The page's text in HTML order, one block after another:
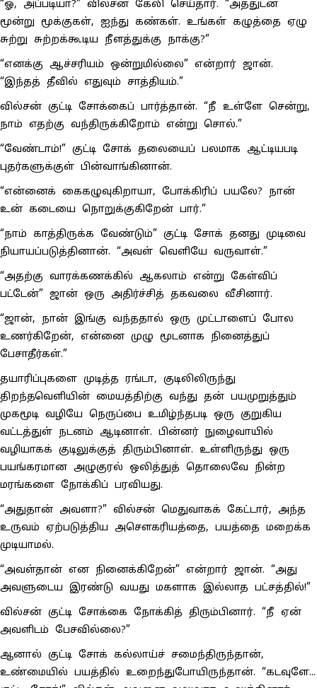
“ஓ, அப்படியா?” வில்சன் கேலி செய்தார். “அத்துடன்
மூன்று மூக்குகள், ஐந்து கண்கள். உங்கள் கழுத்தை ஏழு
சுற்று சுற்றக்கூடிய நீளத்துக்கு நாக்கு?”
“எனக்கு ஆச்சரியம் ஒன்றுமில்லை” என்றார் ஜான்.
“இந்தத் தீவில் எதுவும் சாத்தியம்.”
வில்சன் குட்டி சோக்கைப் பார்த்தான். “நீ உள்ளே சென்று,
நாம் எதற்கு வந்திருக்கிறோம் என்று சொல்.”
“வேண்டாம்!” குட்டி சோக் தலையைப் பலமாக ஆட்டியபடி
புதர்களுக்குள் பின்வாங்கினான்.
“என்னைக் கைகழுவுகிறாயா, போக்கிரிப் பயலே? நான்
உன் கடையை நொறுக்குகிறேன் பார்.”
“நாம் காத்திருக்க வேண்டும்” குட்டி சோக் தனது முடிவை
நியாயப்படுத்தினான். “அவள் வெளியே வருவாள்.”
“அதற்கு வாரக்கணக்கில் ஆகலாம் என்று கேள்விப்
பட்டேன்” ஜான் ஒரு அதிர்ச்சித் தகவலை வீசினார்.
“ஜான், நான் இங்கு வந்ததால் ஒரு முட்டாளைப் போல
உணர்கிறேன், என்னை முழு மூடனாக நினைத்துப்
பேசாதீர்கள்.”
தயாரிப்புகளை முடித்த ரங்டா, குடிலிலிருந்து
திறந்தவெளியின் மையத்திற்கு வந்து தன் பயமுறுத்தும்
முகமூடி வழியே நெருப்பை உமிழ்ந்தபடி ஒரு குறுகிய
வட்டத்துள் நடனம் ஆடினாள். பின்னர் நுழைவாயில்
வழியாகக் குடிலுக்குத் திரும்பினாள். உள்ளிருந்து ஒரு
பயங்கரமான அழுகுரல் ஒலித்துத் தொலைவே நின்ற
மரங்களை நோக்கிப் பரவியது.
“அதுதான் அவளா?” வில்சன் மெதுவாகக் கேட்டார், அந்த
உருவம் ஏற்படுத்திய அசௌகரியத்தை, பயத்தை மறைக்க
முடியாமல்.
“அவள்தான் என நினைக்கிறேன்” என்றார் ஜான். “அது
அவளுடைய இரண்டு வயது மகளாக இல்லாத பட்சத்தில்!”
வில்சன் குட்டி சோக்கை நோக்கித் திரும்பினார். “நீ ஏன்
அவளிடம் பேசவில்லை?”
ஆனால் குட்டி சோக் கல்லாய்ச் சமைந்திருந்தான்,
உண்மையில் பயத்தில் உறைந்துபோயிருந்தான். “கடவுளே...